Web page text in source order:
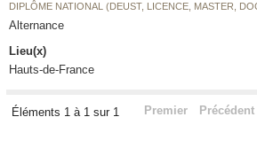
DIPLÔME NATIONAL (DEUST, LICENCE, MASTER,
Alternance
Lieu(x)
Hauts-de-France
Éléments 1 à 1 sur 1 Premier Précédent